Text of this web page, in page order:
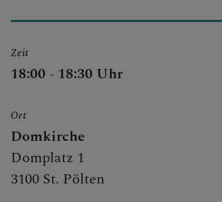
KONTAKT
KINDER UND
SAKRAMENTE
Zeit
18:00 - 18:30 Uhr
Ort
Domkirche
Domplatz 1
3100 St. Pölten